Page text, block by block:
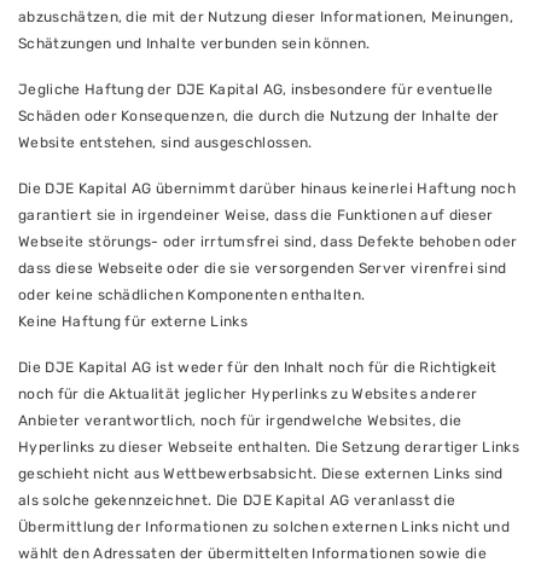
abzuschätzen, die mit der Nutzung dieser Informationen, Meinungen,
Schätzungen und Inhalte verbunden sein können.
Jegliche Haftung der DJE Kapital AG, insbesondere für eventuelle
Schäden oder Konsequenzen, die durch die Nutzung der Inhalte der
Website entstehen, sind ausgeschlossen.
Die DJE Kapital AG übernimmt darüber hinaus keinerlei Haftung noch
garantiert sie in irgendeiner Weise, dass die Funktionen auf dieser
Webseite störungs- oder irrtumsfrei sind, dass Defekte behoben oder
dass diese Webseite oder die sie versorgenden Server virenfrei sind
oder keine schädlichen Komponenten enthalten.
Keine Haftung für externe Links
Die DJE Kapital AG ist weder für den Inhalt noch für die Richtigkeit
noch für die Aktualität jeglicher Hyperlinks zu Websites anderer
Anbieter verantwortlich, noch für irgendwelche Websites, die
Hyperlinks zu dieser Webseite enthalten. Die Setzung derartiger Links
geschieht nicht aus Wettbewerbsabsicht. Diese externen Links sind
als solche gekennzeichnet. Die DJE Kapital AG veranlasst die
Übermittlung der Informationen zu solchen externen Links nicht und
wählt den Adressaten der übermittelten Informationen sowie die